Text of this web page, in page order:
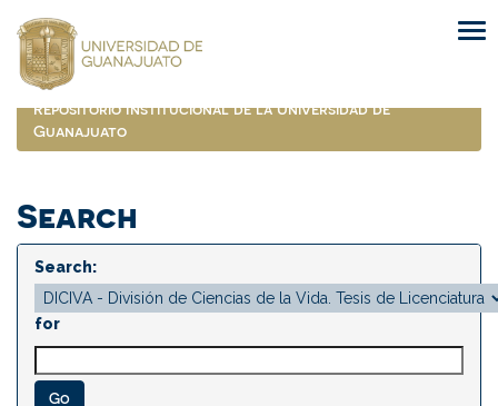
navigation
Repositorio Institucional de la Universidad de
Guanajuato
Search
Search:
for